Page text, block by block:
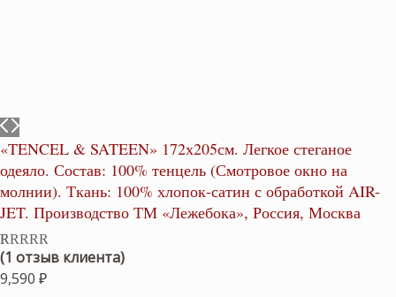
«TENCEL & SATEEN» 172х205см. Легкое стеганое
одеяло. Состав: 100% тенцель (Смотровое окно на
молнии). Ткань: 100% хлопок-сатин с обработкой AIR-
JET. Производство ТМ «Лежебока», Россия, Москва
Рейтинг
5.00из 5 на
основе
1
(1 отзыв клиента)
9,590 ₽